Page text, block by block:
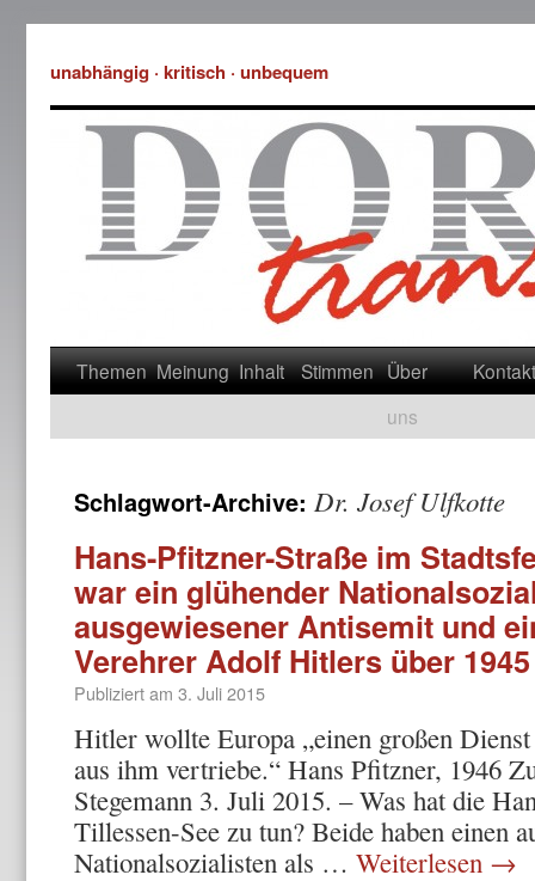
unabhängig · kritisch · unbequem
Themen Meinung Inhalt Stimmen Über
uns
Kontakt
Schlagwort-Archive: Dr. Josef Ulfkotte
Hans-Pfitzner-Straße im
war ein glühender
ausgewiesener Antisemit und
Verehrer Adolf Hitlers über
Publiziert am 3. Juli 2015
Hitler wollte Europa „einen großen
aus ihm vertriebe.“ Hans Pfitzner, 1946
Stegemann 3. Juli 2015. – Was hat die
Tillessen-See zu tun? Beide haben einen
Nationalsozialisten als … Weiterlesen →